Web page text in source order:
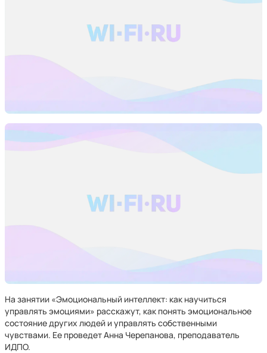
На занятии «Эмоциональный интеллект: как научиться
управлять эмоциями» расскажут, как понять эмоциональное
состояние других людей и управлять собственными
чувствами. Ее проведет Анна Черепанова, преподаватель
ИДПО.